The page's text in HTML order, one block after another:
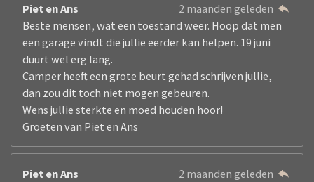
Piet en Ans
2 maanden geleden
Beste mensen, wat een toestand weer. Hoop dat men
een garage vindt die jullie eerder kan helpen. 19 juni
duurt wel erg lang.
Camper heeft een grote beurt gehad schrijven jullie,
dan zou dit toch niet mogen gebeuren.
Wens jullie sterkte en moed houden hoor!
Groeten van Piet en Ans
Piet en Ans
2 maanden geleden